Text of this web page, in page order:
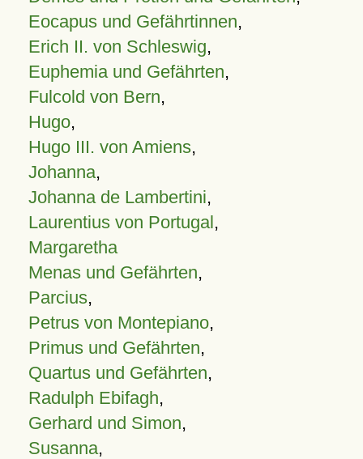
Eocapus und Gefährtinnen,
Erich II. von Schleswig,
Euphemia und Gefährten,
Fulcold von Bern,
Hugo,
Hugo III. von Amiens,
Johanna,
Johanna de Lambertini,
Laurentius von Portugal,
Margaretha
Menas und Gefährten,
Parcius,
Petrus von Montepiano,
Primus und Gefährten,
Quartus und Gefährten,
Radulph Ebifagh,
Gerhard und Simon,
Susanna,